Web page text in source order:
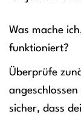
Was mache
funktioniert?
Überprüfe
sicher, dass